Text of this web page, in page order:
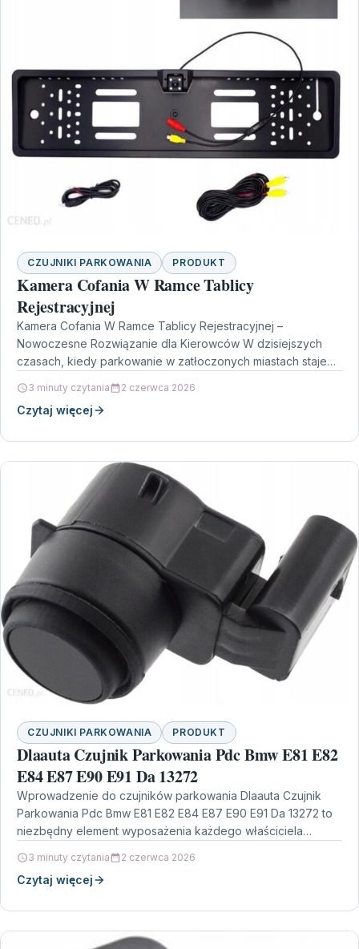
CZUJNIKI PARKOWANIA PRODUKT
Kamera Cofania W Ramce Tablicy
Rejestracyjnej
Kamera Cofania W Ramce Tablicy Rejestracyjnej –
Nowoczesne Rozwiązanie dla Kierowców W dzisiejszych
czasach, kiedy parkowanie w zatłoczonych miastach staje
3 minuty czytania 2 czerwca 2026
Czytaj więcej
CZUJNIKI PARKOWANIA PRODUKT
Dlaauta Czujnik Parkowania Pdc Bmw E81 E82
E84 E87 E90 E91 Da 13272
Wprowadzenie do czujników parkowania Dlaauta Czujnik
Parkowania Pdc Bmw E81 E82 E84 E87 E90 E91 Da 13272 to
niezbędny element wyposażenia każdego właściciela
3 minuty czytania 2 czerwca 2026
Czytaj więcej